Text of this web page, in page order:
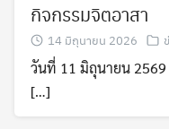
กิจกรรมจิตอาสา
14 มิถุนายน 2026
วันที่ 11 มิถุนายน
[…]